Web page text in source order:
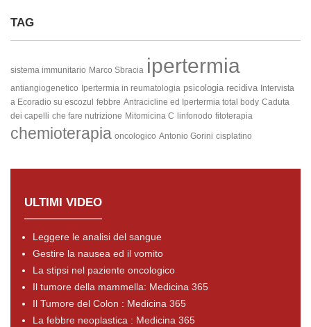
TAG
sistema immunitario Marco Sbracia ipertermia
antiangiogenetico Ipertermia in reumatologia psicologia recidiva Intervista
a Ecoradio su escozul febbre Antracicline ed Ipertermia total body Caduta
dei capelli che fare nutrizione Mitomicina C linfonodo fitoterapia
chemioterapia oncologico Antonio Gorini cisplatino
ULTIMI VIDEO
Leggere le analisi del sangue
Gestire la nausea ed il vomito
La stipsi nel paziente oncologico
Il tumore della mammella: Medicina 365
Il Tumore del Colon : Medicina 365
La febbre neoplastica : Medicina 365